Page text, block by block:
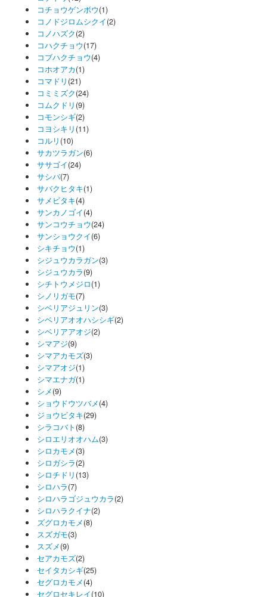
コチョウゲンボウ(1)
コノドジロムシクイ(2)
コノハズク(2)
コハクチョウ(17)
コブハクチョウ(4)
コホオアカ(1)
コマドリ (21)
コミミズク(24)
コムクドリ (9)
コモンシギ(2)
コヨシキリ (11)
コルリ (10)
サカツラガン(6)
ササゴイ(24)
サシバ(7)
サバクヒタキ(1)
サメビタキ(4)
サンカノゴイ(4)
サンコウチョウ(24)
サンショウクイ(6)
シキチョウ(1)
シジュウカラガン(3)
シジュウカラ(9)
シチトウメジロ(1)
シノリガモ(7)
シベリアジュリン(3)
シベリアオオハシシギ(2)
シベリアアオジ(2)
シマアジ(9)
シマアカモズ(3)
シマアオジ(1)
シマエナガ(1)
シメ(9)
ショウドウツバメ(4)
ジョウビタキ(29)
シラコバト (8)
シロエリオオハム(3)
シロカモメ(3)
シロガシラ(2)
シロチドリ (13)
シロハラ(7)
シロハラゴジュウカラ(2)
シロハラクイナ(2)
ズグロカモメ(8)
スズガモ(3)
スズメ(9)
セアカモズ(2)
セイタカシギ(25)
セグロカモメ(4)
セグロセキレイ(10)